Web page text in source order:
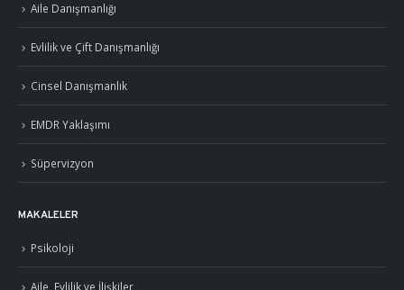
Aile Danışmanlığı
Evlilik ve Çift Danışmanlığı
Cinsel Danışmanlık
EMDR Yaklaşımı
Süpervizyon
MAKALELER
Psikoloji
Aile, Evlilik ve İlişkiler